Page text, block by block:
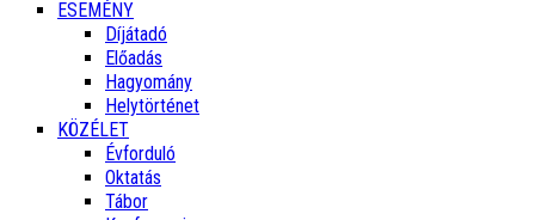
ESEMÉNY
Díjátadó
Előadás
Hagyomány
Helytörténet
KÖZÉLET
Évforduló
Oktatás
Tábor